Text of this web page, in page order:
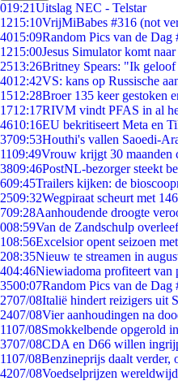
019:21Uitslag NEC - Telstar
1215:10VrijMiBabes #316 (not
4015:09Random Pics van de Dag
1215:00Jesus Simulator komt
2513:26Britney Spears: "Ik geloof
4012:42VS: kans op Russische
1512:28Broer 135 keer gestoken
1712:17RIVM vindt PFAS in al
4610:16EU bekritiseert Meta en
3709:53Houthi's vallen Saoedi-
1109:49Vrouw krijgt 30 maanden
3809:46PostNL-bezorger steekt
609:45Trailers kijken: de
2509:32Wegpiraat scheurt met
709:28Aanhoudende droogte
008:59Van de Zandschulp
108:56Excelsior opent seizoen
208:35Nieuw te streamen in
404:46Niewiadoma profiteert van
3500:07Random Pics van de Dag
2707/08Italië hindert reizigers uit
2407/08Vier aanhoudingen na
1107/08Smokkelbende opgerold
3707/08CDA en D66 willen
1107/08Benzineprijs daalt verder,
4207/08Voedselprijzen